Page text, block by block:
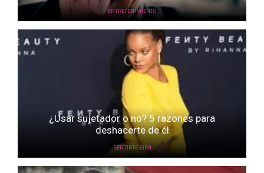
ENTRETENIMIENTO
¿Usar sujetador o no? 5 razones para
deshacerte de él
SENTIRTE BIEN